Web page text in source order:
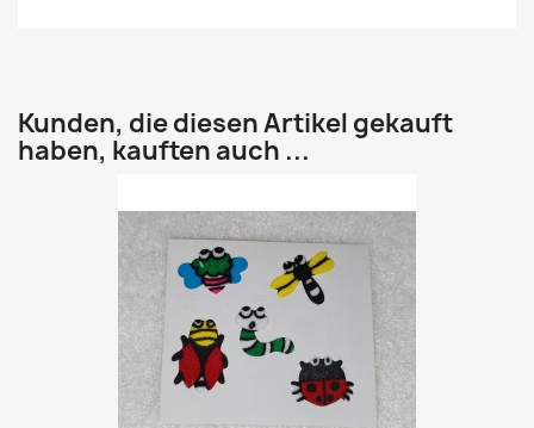
Kunden, die diesen Artikel gekauft
haben, kauften auch ...